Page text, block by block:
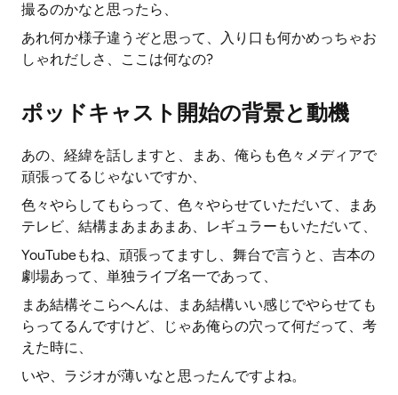
撮るのかなと思ったら、
あれ何か様子違うぞと思って、入り口も何かめっちゃお
しゃれだしさ、ここは何なの?
ポッドキャスト開始の背景と動機
あの、経緯を話しますと、まあ、俺らも色々メディアで
頑張ってるじゃないですか、
色々やらしてもらって、色々やらせていただいて、まあ
テレビ、結構まあまあまあ、レギュラーもいただいて、
YouTubeもね、頑張ってますし、舞台で言うと、吉本の
劇場あって、単独ライブ名一であって、
まあ結構そこらへんは、まあ結構いい感じでやらせても
らってるんですけど、じゃあ俺らの穴って何だって、考
えた時に、
いや、ラジオが薄いなと思ったんですよね。